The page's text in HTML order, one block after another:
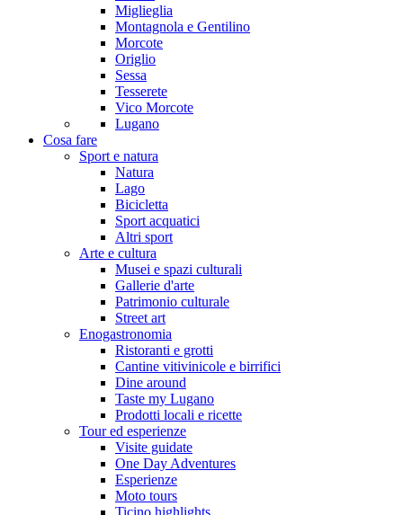
Miglieglia
Montagnola e Gentilino
Morcote
Origlio
Sessa
Tesserete
Vico Morcote
Lugano
Cosa fare
Sport e natura
Natura
Lago
Bicicletta
Sport acquatici
Altri sport
Arte e cultura
Musei e spazi culturali
Gallerie d'arte
Patrimonio culturale
Street art
Enogastronomia
Ristoranti e grotti
Cantine vitivinicole e birrifici
Dine around
Taste my Lugano
Prodotti locali e ricette
Tour ed esperienze
Visite guidate
One Day Adventures
Esperienze
Moto tours
Ticino highlights